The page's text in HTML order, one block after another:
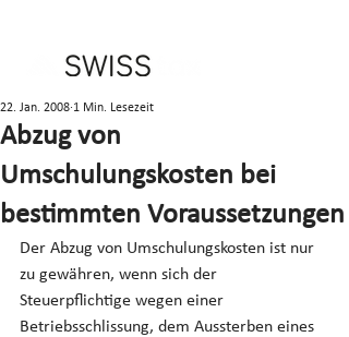
Abzug von
Umschulungskosten bei
bestimmten Voraussetzungen
22. Jan. 2008 1 Min. Lesezeit
Der Abzug von Umschulungskosten ist nur
zu gewähren, wenn sich der
Steuerpflichtige wegen einer
Betriebsschlissung, dem Aussterben eines